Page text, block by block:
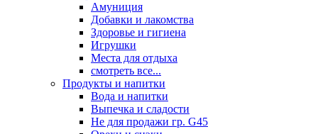
Амуниция
Добавки и лакомства
Здоровье и гигиена
Игрушки
Места для отдыха
смотреть все...
Продукты и напитки
Вода и напитки
Выпечка и сладости
Не для продажи гр. G45